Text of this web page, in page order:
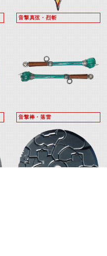
音撃真弦・烈斬
音撃棒・落雷